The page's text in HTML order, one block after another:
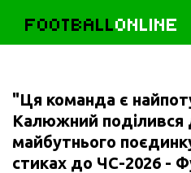
FOOTBALLONLINE
"Ця команда є
Калюжний
майбутнього
стиках до ЧС-2026 -